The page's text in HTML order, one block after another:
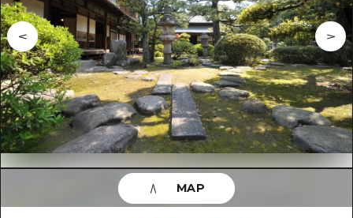
추천
아트
이벤트/축제
음식/술
사이클링
쇼핑
스포츠
목록
Dive! Hiroshima 공식 가이드
Hiroshima Moshimo Travel
히로시마시 주변
아키(安芸)
빈고(備後)
관광지・체험
목록
히로시마시 주변
아키(安芸)
빈고(備後)
비북(備北)
계절 정보
이벤트
유용한 정보
목록
MAP